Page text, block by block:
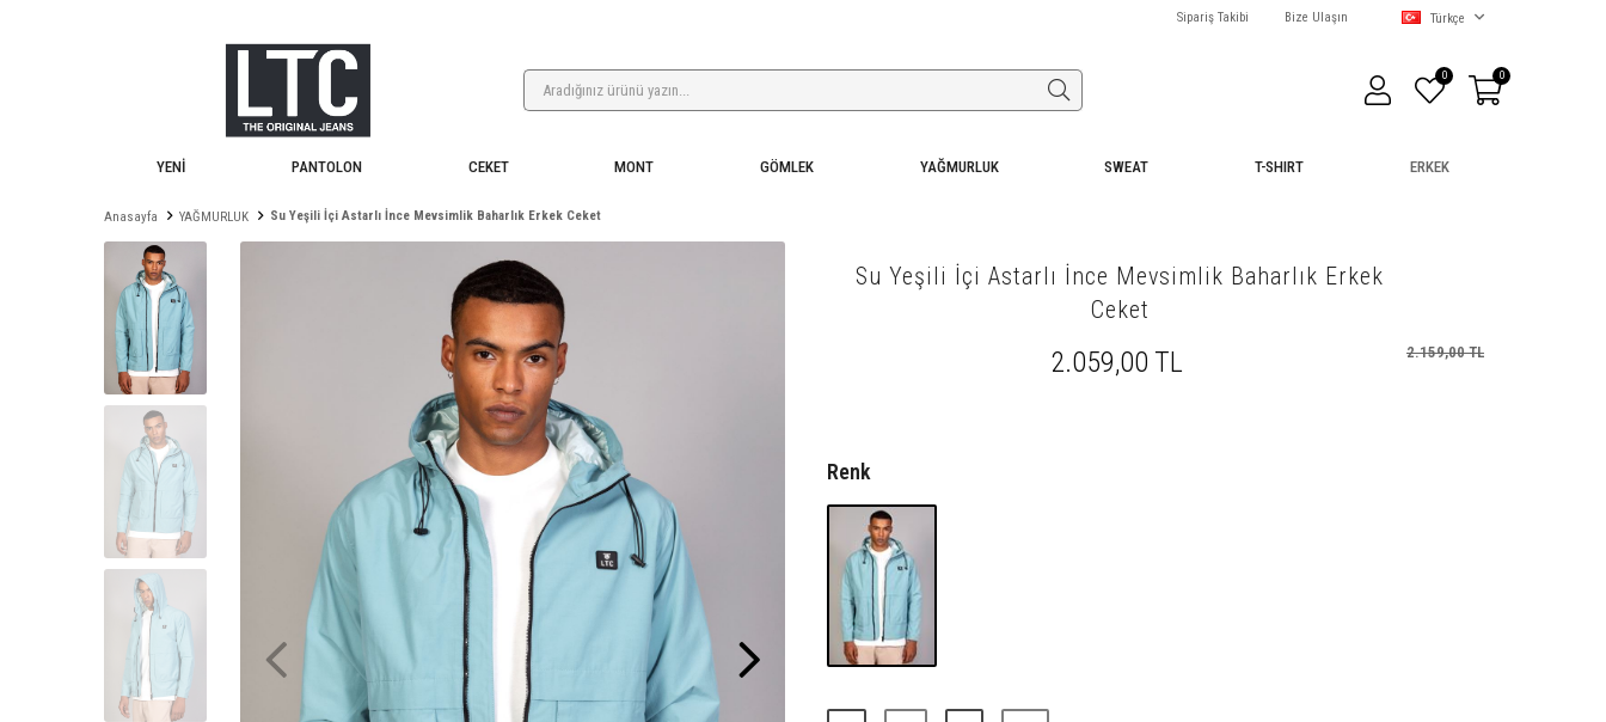
Sipariş Takibi Bize Ulaşın Türkçe
0 0
YENİ PANTOLON CEKET MONT GÖMLEK YAĞMURLUK SWEAT T-SHIRT ERKEK
Anasayfa YAĞMURLUK Su Yeşili İçi Astarlı İnce Mevsimlik Baharlık Erkek Ceket
Su Yeşili İçi Astarlı İnce Mevsimlik Baharlık Erkek
Ceket
2.059,00 TL 2.159,00 TL
Renk